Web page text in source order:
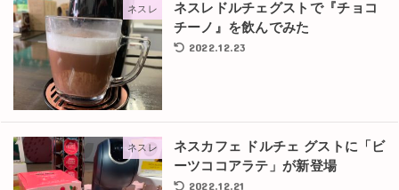
ネスレ
ネスレドルチェグストで『チョコ
チーノ』を飲んでみた
2022.12.23
ネスレ
ネスカフェ ドルチェ グストに「ビ
ーツココアラテ」が新登場
2022.12.21